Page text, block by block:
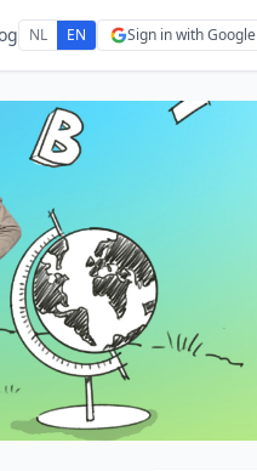
NL EN Sign in with Google